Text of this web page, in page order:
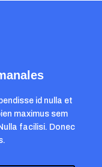
id nulla et
maximus sem
facilisi. Donec